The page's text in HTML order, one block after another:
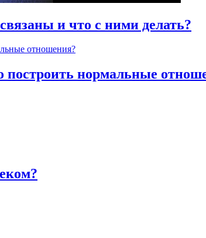
и что с ними делать?
построить нормальные